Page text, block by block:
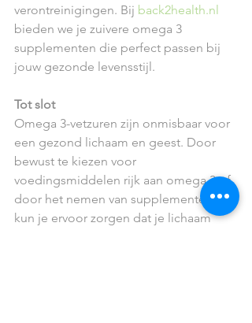
verontreinigingen. Bij back2health.nl
bieden we je zuivere omega 3
supplementen die perfect passen bij
jouw gezonde levensstijl.
Tot slot
Omega 3-vetzuren zijn onmisbaar voor
een gezond lichaam en geest. Door
bewust te kiezen voor
voedingsmiddelen rijk aan omega 3 of
door het nemen van supplementen,
kun je ervoor zorgen dat je lichaam